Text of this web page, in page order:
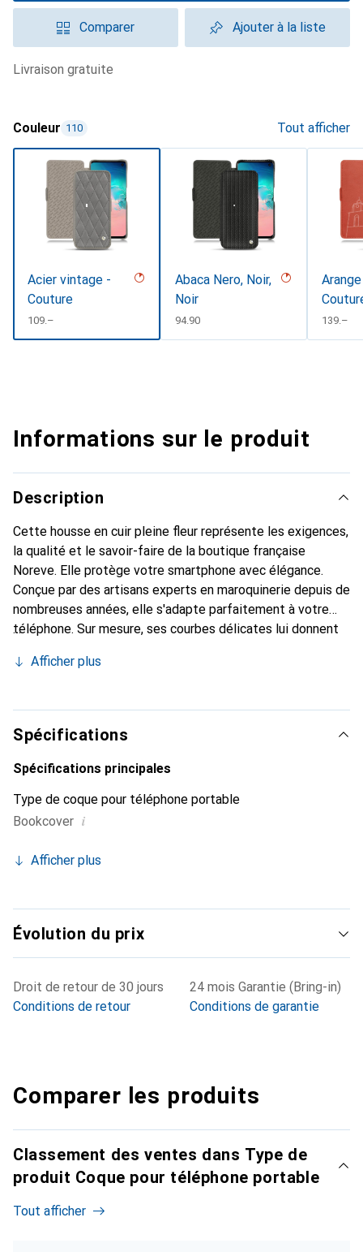
Comparer Ajouter à la liste
livraison gratuite
Couleur 110 Tout afficher
Acier vintage -
Couture
CHF
109.–
Abaca Nero, Noir,
Noir
CHF
94.90 CHF
139.–
Informations sur le produit
Description
Cette housse en cuir pleine fleur représente les exigences,
la qualité et le savoir-faire de la boutique française
Noreve. Elle protège votre smartphone avec élégance.
Conçue par des artisans experts en maroquinerie depuis de
nombreuses années, elle s'adapte parfaitement à votre
téléphone. Sur mesure, ses courbes délicates lui donnent
et indispensable de votre smartphone. Reconnaître
marque Noreve est un choix sûr pour une clientèle
exigeante.
Afficher plus
Spécifications
Spécifications principales
Type de coque pour téléphone portable
Bookcover i
Afficher plus
Évolution du prix
Droit de retour de 30 jours
Conditions de retour
24 mois Garantie (Bring-in)
Conditions de garantie
Comparer les produits
Classement des ventes dans Type de
produit Coque pour téléphone portable
Tout afficher